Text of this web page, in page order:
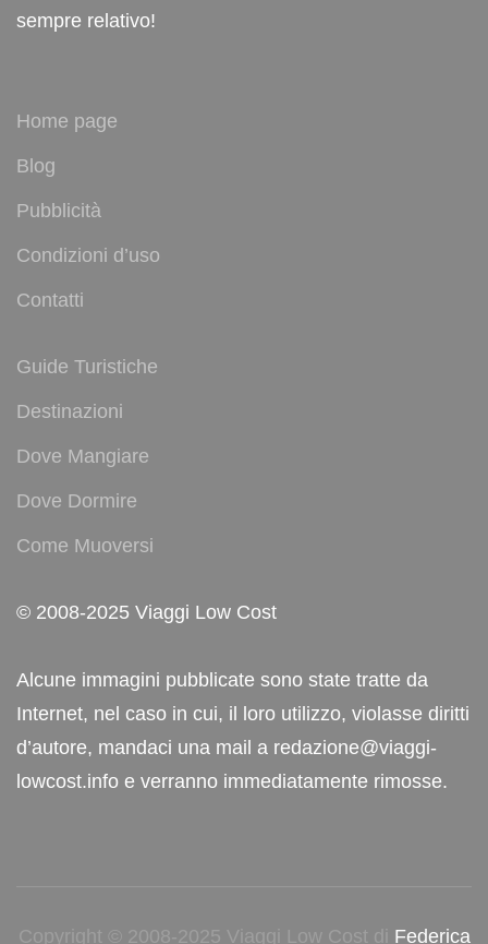
sempre relativo!
Home page
Blog
Pubblicità
Condizioni d’uso
Contatti
Guide Turistiche
Destinazioni
Dove Mangiare
Dove Dormire
Come Muoversi
© 2008-2025 Viaggi Low Cost
Alcune immagini pubblicate sono state tratte da
Internet, nel caso in cui, il loro utilizzo, violasse diritti
d’autore, mandaci una mail a redazione@viaggi-
lowcost.info e verranno immediatamente rimosse.
Copyright © 2008-2025 Viaggi Low Cost di Federica